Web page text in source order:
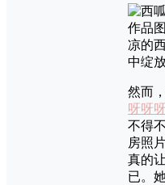
然而
呀呀
不得
房照
真的
已。